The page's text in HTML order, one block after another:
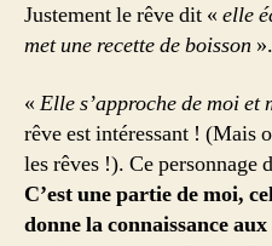
Justement le rêve dit « elle
met une recette de boisson ».
« Elle s’approche de moi et
rêve est intéressant ! (Mais
les rêves !). Ce personnage
C’est une partie de moi,
donne la connaissance